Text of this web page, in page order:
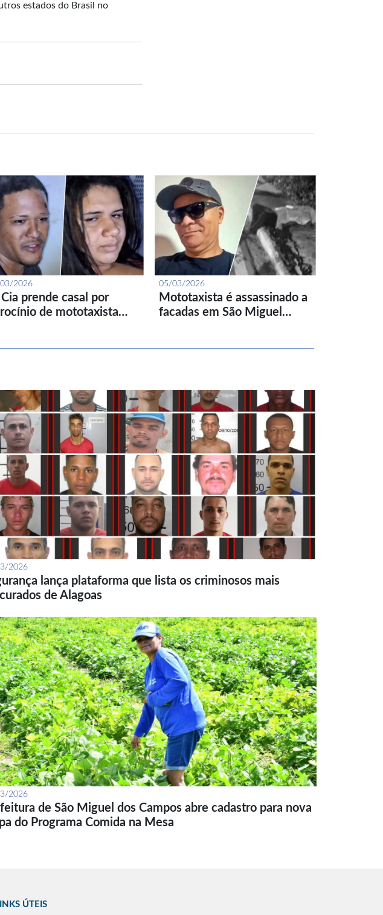
estados do Brasil no
2026
Cia prende casal por
de mototaxista…
05/03/2026
Mototaxista é assassinado a
facadas em São Miguel…
2026
lança plataforma que lista os criminosos mais
de Alagoas
2026
de São Miguel dos Campos abre cadastro para nova
do Programa Comida na Mesa
ÚTEIS